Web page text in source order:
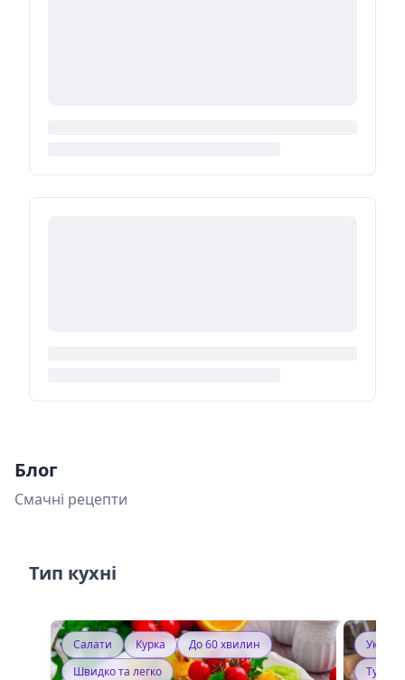
Блог
Смачні рецепти
Тип кухні
Салати Курка
До 60 хвилин
Швидко та легко